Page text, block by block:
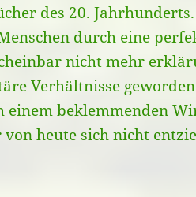
des 20.
durch eine
nicht mehr
Verhältnisse
einem beklemmenden
von heute sich nicht